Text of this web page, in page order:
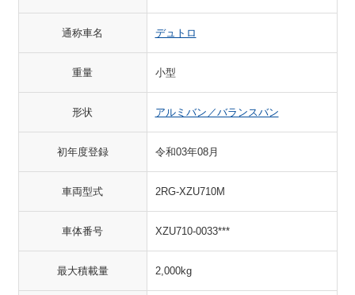
通称車名 デュトロ
重量 小型
形状 アルミバン／バランスバン
初年度登録 令和03年08月
車両型式 2RG-XZU710M
車体番号 XZU710-0033***
最大積載量 2,000kg